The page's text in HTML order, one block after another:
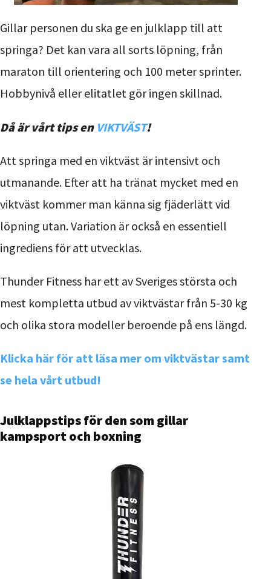
Gillar personen du ska ge en julklapp till att
springa? Det kan vara all sorts löpning, från
maraton till orientering och 100 meter sprinter.
Hobbynivå eller elitatlet gör ingen skillnad.
Då är vårt tips en VIKTVÄST!
Att springa med en viktväst är intensivt och
utmanande. Efter att ha tränat mycket med en
viktväst kommer man känna sig fjäderlätt vid
löpning utan. Variation är också en essentiell
ingrediens för att utvecklas.
Thunder Fitness har ett av Sveriges största och
mest kompletta utbud av viktvästar från 5-30 kg
och olika stora modeller beroende på ens längd.
Klicka här för att läsa mer om viktvästar samt
se hela vårt utbud!
Julklappstips för den som gillar
kampsport och boxning